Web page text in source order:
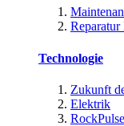
Technologie
Zukunft
Elektrik